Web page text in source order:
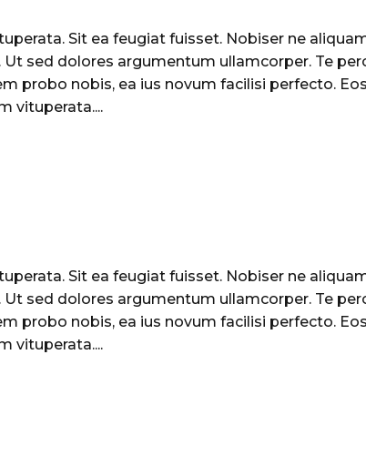
Sit ea feugiat fuisset. Nobiser ne
sed dolores argumentum ullamcorper. Te
probo nobis, ea ius novum facilisi perfecto.
vituperata....
Sit ea feugiat fuisset. Nobiser ne
sed dolores argumentum ullamcorper. Te
probo nobis, ea ius novum facilisi perfecto.
vituperata....